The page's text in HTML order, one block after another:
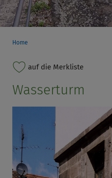
Home
auf die Merkliste
Wasserturm